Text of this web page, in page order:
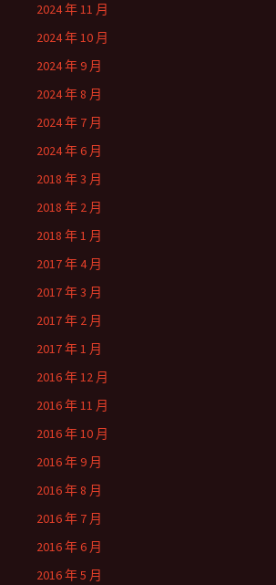
2024 年 11 月
2024 年 10 月
2024 年 9 月
2024 年 8 月
2024 年 7 月
2024 年 6 月
2018 年 3 月
2018 年 2 月
2018 年 1 月
2017 年 4 月
2017 年 3 月
2017 年 2 月
2017 年 1 月
2016 年 12 月
2016 年 11 月
2016 年 10 月
2016 年 9 月
2016 年 8 月
2016 年 7 月
2016 年 6 月
2016 年 5 月